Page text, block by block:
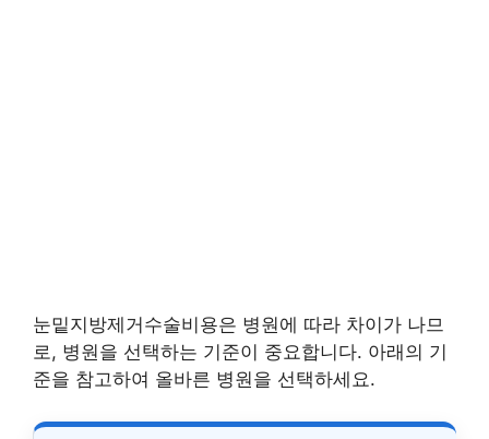
눈밑지방제거수술비용은 병원에 따라 차이가 나므
로, 병원을 선택하는 기준이 중요합니다. 아래의 기
준을 참고하여 올바른 병원을 선택하세요.